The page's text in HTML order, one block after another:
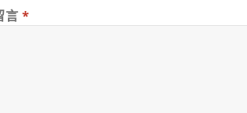
言*